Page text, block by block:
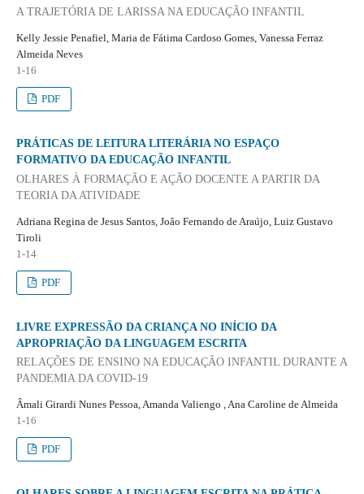
A TRAJETÓRIA DE LARISSA NA EDUCAÇÃO INFANTIL
Kelly Jessie Penafiel, Maria de Fátima Cardoso Gomes, Vanessa Ferraz
Almeida Neves
1-16
PDF
PRÁTICAS DE LEITURA LITERÁRIA NO ESPAÇO
FORMATIVO DA EDUCAÇÃO INFANTIL
OLHARES À FORMAÇÃO E AÇÃO DOCENTE A PARTIR DA
TEORIA DA ATIVIDADE
Adriana Regina de Jesus Santos, João Fernando de Araújo, Luiz Gustavo
Tiroli
1-14
PDF
LIVRE EXPRESSÃO DA CRIANÇA NO INÍCIO DA
APROPRIAÇÃO DA LINGUAGEM ESCRITA
RELAÇÕES DE ENSINO NA EDUCAÇÃO INFANTIL DURANTE A
PANDEMIA DA COVID-19
Âmali Girardi Nunes Pessoa, Amanda Valiengo , Ana Caroline de Almeida
1-16
PDF